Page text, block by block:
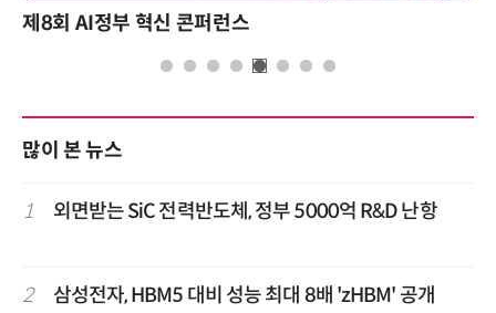
제8회 AI정부 혁신 콘퍼런스
많이 본 뉴스
1 외면받는 SiC 전력반도체, 정부 5000억 R&D 난항
2 삼성전자, HBM5 대비 성능 최대 8배 'zHBM' 공개